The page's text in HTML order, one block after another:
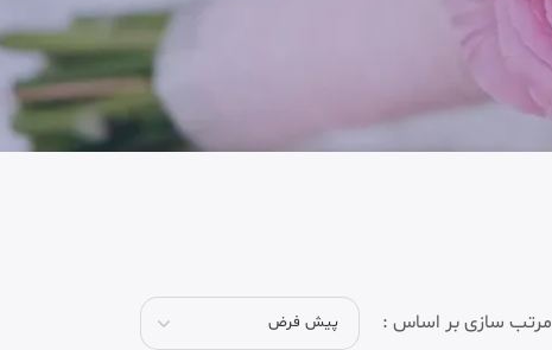
مرتب سازی بر اساس :